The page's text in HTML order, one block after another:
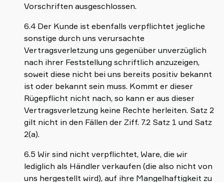
Vorschriften ausgeschlossen.
6.4 Der Kunde ist ebenfalls verpflichtet jegliche
sonstige durch uns verursachte
Vertragsverletzung uns gegenüber unverzüglich
nach ihrer Feststellung schriftlich anzuzeigen,
soweit diese nicht bei uns bereits positiv bekannt
ist oder bekannt sein muss. Kommt er dieser
Rügepflicht nicht nach, so kann er aus dieser
Vertragsverletzung keine Rechte herleiten. Satz 2
gilt nicht in den Fällen der Ziff. 7.2 Satz 1 und Satz
2(a).
6.5 Wir sind nicht verpflichtet, Ware, die wir
lediglich als Händler verkaufen (die also nicht von
uns hergestellt wird), auf ihre Mangelhaftigkeit zu